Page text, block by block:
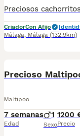
CriadorCon Afijo
Málaga, Málaga (132.9km)
Precioso
Maltipoo
7 semanas
Edad
1
Sexo
1200
Precio